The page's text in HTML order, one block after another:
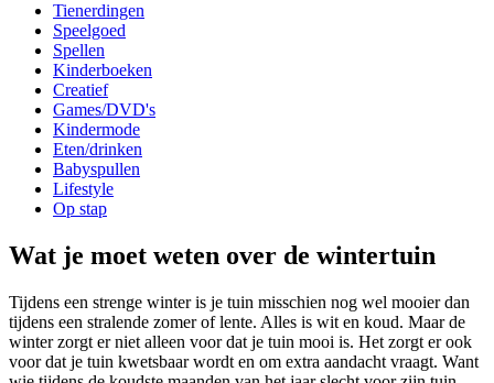
Tienerdingen
Speelgoed
Spellen
Kinderboeken
Creatief
Games/DVD's
Kindermode
Eten/drinken
Babyspullen
Lifestyle
Op stap
Wat je moet weten over de wintertuin
Tijdens een strenge winter is je tuin misschien nog wel mooier dan
tijdens een stralende zomer of lente. Alles is wit en koud. Maar de
winter zorgt er niet alleen voor dat je tuin mooi is. Het zorgt er ook
voor dat je tuin kwetsbaar wordt en om extra aandacht vraagt. Want